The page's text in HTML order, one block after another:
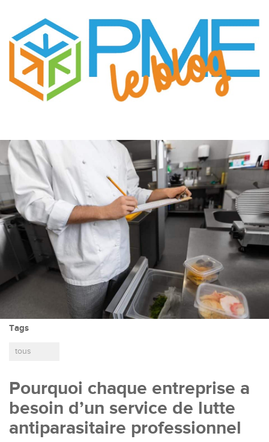
Tags
tous
Pourquoi chaque entreprise a
besoin d’un service de lutte
antiparasitaire professionnel